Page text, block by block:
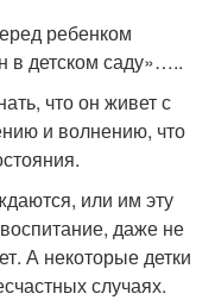
ребенком
в детском саду»…..
что он живет с
и волнению, что
или им эту
даже не
А некоторые детки
случаях.